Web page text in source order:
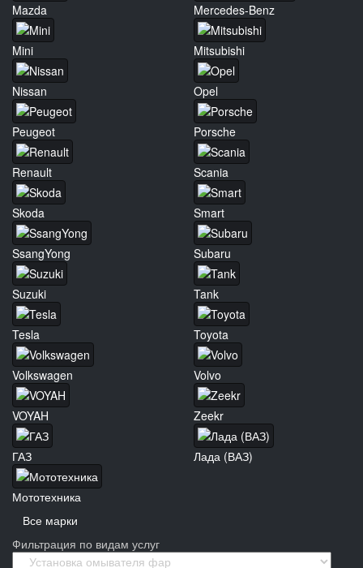
Mazda Mercedes-Benz
Mini Mitsubishi
Nissan Opel
Peugeot Porsche
Renault Scania
Skoda Smart
SsangYong Subaru
Suzuki Tank
Tesla Toyota
Volkswagen Volvo
VOYAH Zeekr
ГАЗ Лада (ВАЗ)
Мототехника
Все марки
Фильтрация по видам услуг